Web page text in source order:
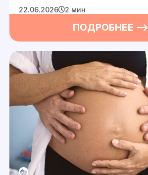
ПОДРОБНЕЕ —>
22.06.2026 2 мин